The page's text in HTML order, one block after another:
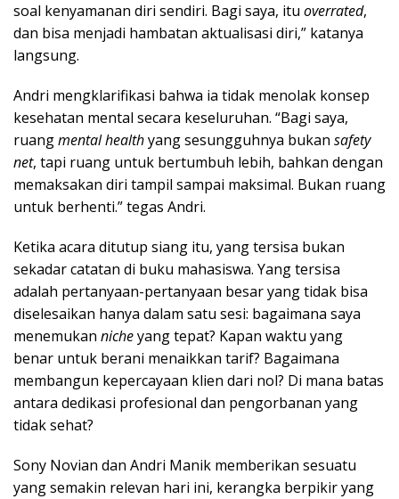
soal kenyamanan diri sendiri. Bagi saya, itu overrated,
dan bisa menjadi hambatan aktualisasi diri,” katanya
langsung.
Andri mengklarifikasi bahwa ia tidak menolak konsep
kesehatan mental secara keseluruhan. “Bagi saya,
ruangmental healthyang sesungguhnya bukan safety
net, tapi ruang untuk bertumbuh lebih, bahkan dengan
memaksakan diri tampil sampai maksimal. Bukan ruang
untuk berhenti.” tegas Andri.
Ketika acara ditutup siang itu, yang tersisa bukan
sekadar catatan di buku mahasiswa. Yang tersisa
adalah pertanyaan-pertanyaan besar yang tidak bisa
diselesaikan hanya dalam satu sesi: bagaimana saya
menemukan nicheyang tepat? Kapan waktu yang
benar untuk berani menaikkan tarif? Bagaimana
membangun kepercayaan klien dari nol? Di mana batas
antara dedikasi profesional dan pengorbanan yang
tidak sehat?
Sony Novian dan Andri Manik memberikan sesuatu
yang semakin relevan hari ini, kerangka berpikir yang